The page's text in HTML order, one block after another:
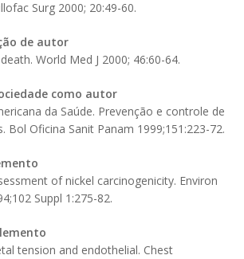
Surg 2000; 20:49-60.
de autor
World Med J 2000; 46:60-64.
como autor
da Saúde. Prevenção e controle de
Bol Oficina Sanit Panam 1999;151:223-72.
of nickel carcinogenicity. Environ
Suppl 1:275-82.
tension and endothelial. Chest